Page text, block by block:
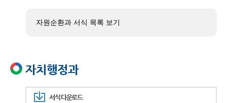
자원순환과 서식 목록 보기
자치행정과
서식 다운로드